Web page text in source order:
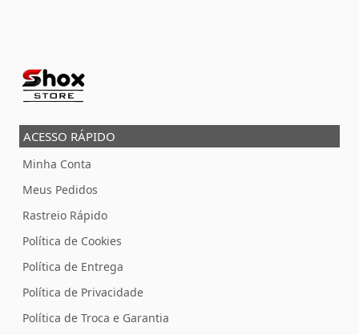
ACESSO RÁPIDO
Minha Conta
Meus Pedidos
Rastreio Rápido
Política de Cookies
Política de Entrega
Política de Privacidade
Política de Troca e Garantia